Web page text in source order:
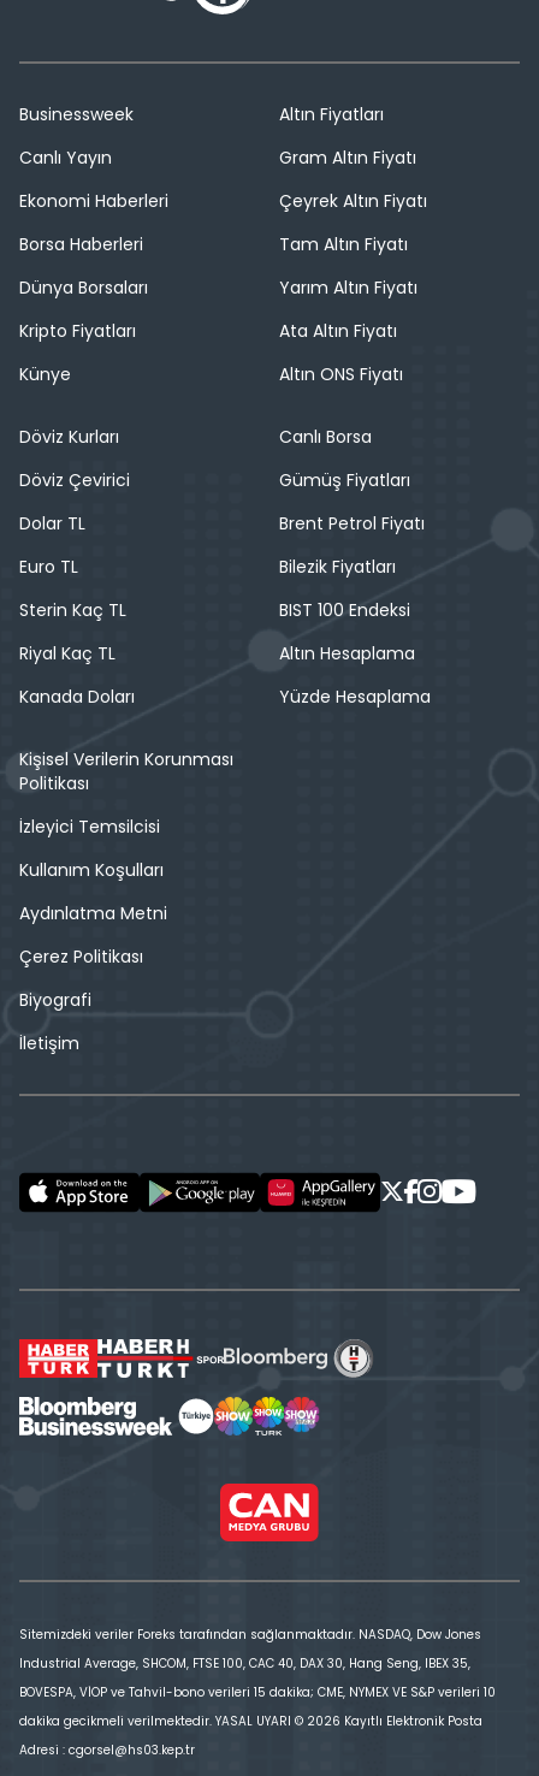
Businessweek
Canlı Yayın
Ekonomi Haberleri
Borsa Haberleri
Dünya Borsaları
Kripto Fiyatları
Künye
Altın Fiyatları
Gram Altın Fiyatı
Çeyrek Altın Fiyatı
Tam Altın Fiyatı
Yarım Altın Fiyatı
Ata Altın Fiyatı
Altın ONS Fiyatı
Döviz Kurları
Döviz Çevirici
Dolar TL
Euro TL
Sterin Kaç TL
Riyal Kaç TL
Kanada Doları
Canlı Borsa
Gümüş Fiyatları
Brent Petrol Fiyatı
Bilezik Fiyatları
BIST 100 Endeksi
Altın Hesaplama
Yüzde Hesaplama
Kişisel Verilerin Korunması
Politikası
İzleyici Temsilcisi
Kullanım Koşulları
Aydınlatma Metni
Çerez Politikası
Biyografi
İletişim
Sitemizdeki veriler Foreks tarafından sağlanmaktadır. NASDAQ, Dow Jones
Industrial Average, SHCOM, FTSE 100, CAC 40, DAX 30, Hang Seng, IBEX 35,
BOVESPA, VİOP ve Tahvil-bono verileri 15 dakika; CME, NYMEX VE S&P verileri 10
dakika gecikmeli verilmektedir. YASAL UYARI © 2026 Kayıtlı Elektronik Posta
Adresi : cgorsel@hs03.kep.tr